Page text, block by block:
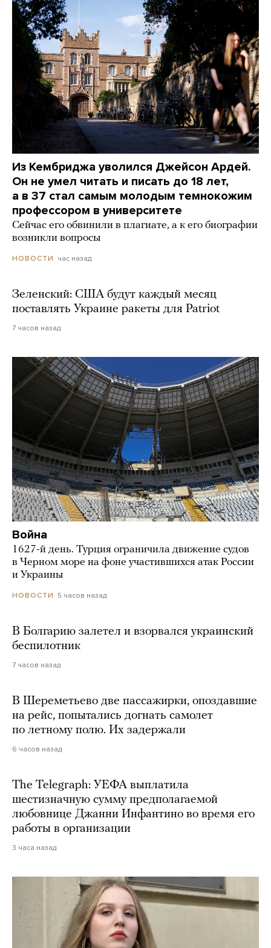
Из Кембриджа уволился Джейсон Ардей.
Он не умел читать и писать до 18 лет,
а в 37 стал самым молодым темнокожим
профессором в университете
Сейчас его обвинили в плагиате, а к его биографии
возникли вопросы
НОВОСТИ час назад
Зеленский: США будут каждый месяц
поставлять Украине ракеты для Patriot
7 часов назад
Война
1627-й день. Турция ограничила движение судов
в Черном море на фоне участившихся атак России
и Украины
НОВОСТИ 5 часов назад
В Болгарию залетел и взорвался украинский
беспилотник
7 часов назад
В Шереметьево две пассажирки, опоздавшие
на рейс, попытались догнать самолет
по летному полю. Их задержали
6 часов назад
The Telegraph: УЕФА выплатила
шестизначную сумму предполагаемой
любовнице Джанни Инфантино во время его
работы в организации
3 часа назад